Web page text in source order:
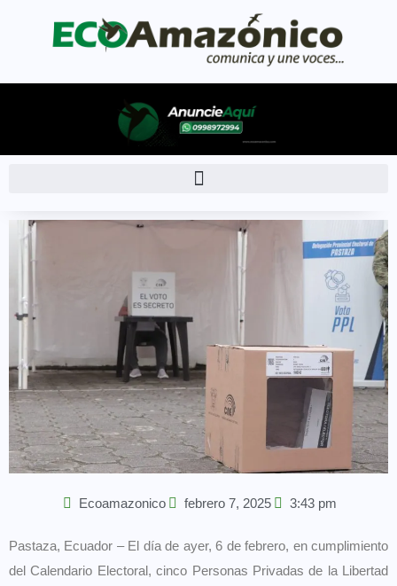
Ecoamazonico febrero 7, 2025 3:43 pm
Pastaza, Ecuador – El día de ayer, 6 de febrero, en cumplimiento
del Calendario Electoral, cinco Personas Privadas de la Libertad